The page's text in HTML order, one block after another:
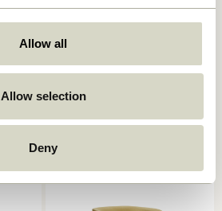
Allow all
Allow selection
Deny
Heritage
Loungestuhl/Hocker
4.449,00
In den warenkorb